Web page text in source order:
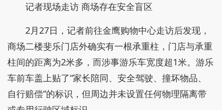
记者现场走访 商场存在安全盲区
2月27日，记者前往金鹰购物中心走访后发现，
商场二楼斐乐门店外确实有一根承重柱，门店与承重
柱间的距离为2米多，而涉事游乐车宽度超1米。游乐
车前车盖上贴了“家长陪同、安全驾驶、撞坏物品、
自行赔偿”的标识，但周边并未设置任何物理隔离带